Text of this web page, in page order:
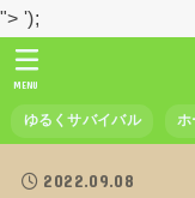
"> ');
ゆるくサバイバル ホ
MENU
2022.09.08